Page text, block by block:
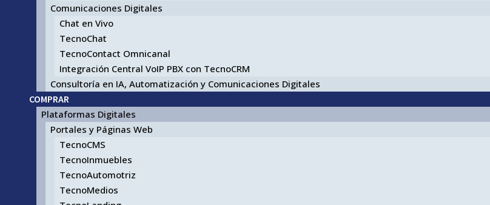
Comunicaciones Digitales
Chat en Vivo
TecnoChat
TecnoContact Omnicanal
Integración Central VoIP PBX con TecnoCRM
Consultoría en IA, Automatización y Comunicaciones Digitales
COMPRAR
Plataformas Digitales
Portales y Páginas Web
TecnoCMS
TecnoInmuebles
TecnoAutomotriz
TecnoMedios